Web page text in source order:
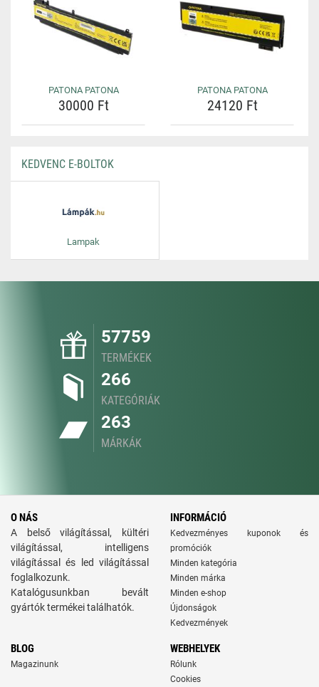
PATONA PATONA
30000 Ft
PATONA PATONA
24120 Ft
KEDVENC E-BOLTOK
Lampak
57759
TERMÉKEK
266
KATEGÓRIÁK
263
MÁRKÁK
O NÁS
A belső világítással, kültéri
világítással, intelligens
világítással és led világítással
foglalkozunk.
Katalógusunkban bevált
gyártók termékei találhatók.
INFORMÁCIÓ
Kedvezményes kuponok és
promóciók
Minden kategória
Minden márka
Minden e-shop
Újdonságok
Kedvezmények
BLOG
Magazinunk
WEBHELYEK
Rólunk
Cookies